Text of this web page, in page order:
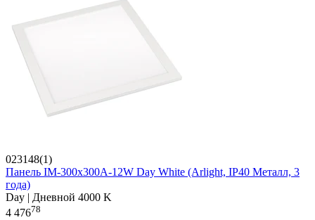
023148(1)
Панель IM-300x300A-12W Day White (Arlight, IP40 Металл, 3
года)
Day | Дневной 4000 K
4 47678